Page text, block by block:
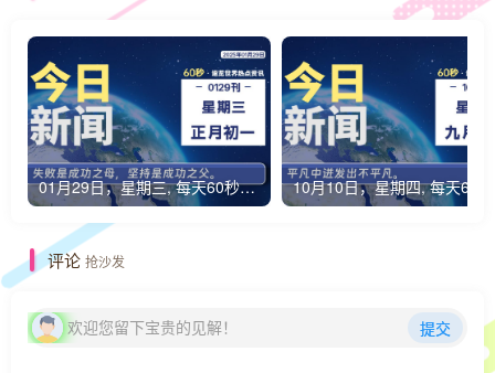
01月29日，星期三, 每天60秒读懂全世界！
评论 抢沙发
欢迎您留下宝贵的见解！ 提交